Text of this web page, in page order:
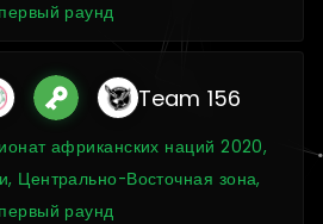
первый раунд
Team 156
африканских наций 2020,
Центрально-Восточная зона,
первый раунд